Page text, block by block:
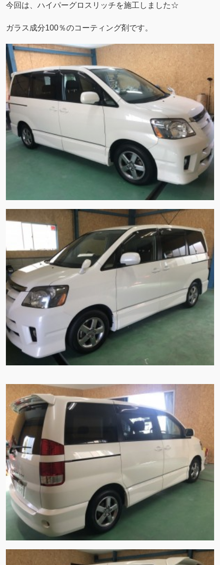
今回は、ハイパーグロスリッチを施工しました☆
ガラス成分100％のコーティング剤です。